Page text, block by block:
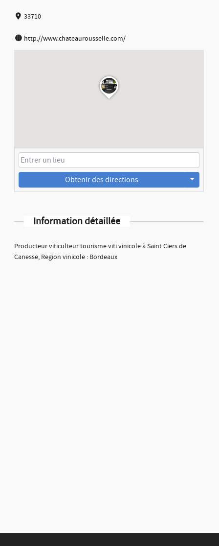
33710
http://www.chateaurousselle.com/
Obtenir des directions
Information détaillée
Producteur viticulteur tourisme viti vinicole à Saint Ciers de
Canesse, Region vinicole : Bordeaux